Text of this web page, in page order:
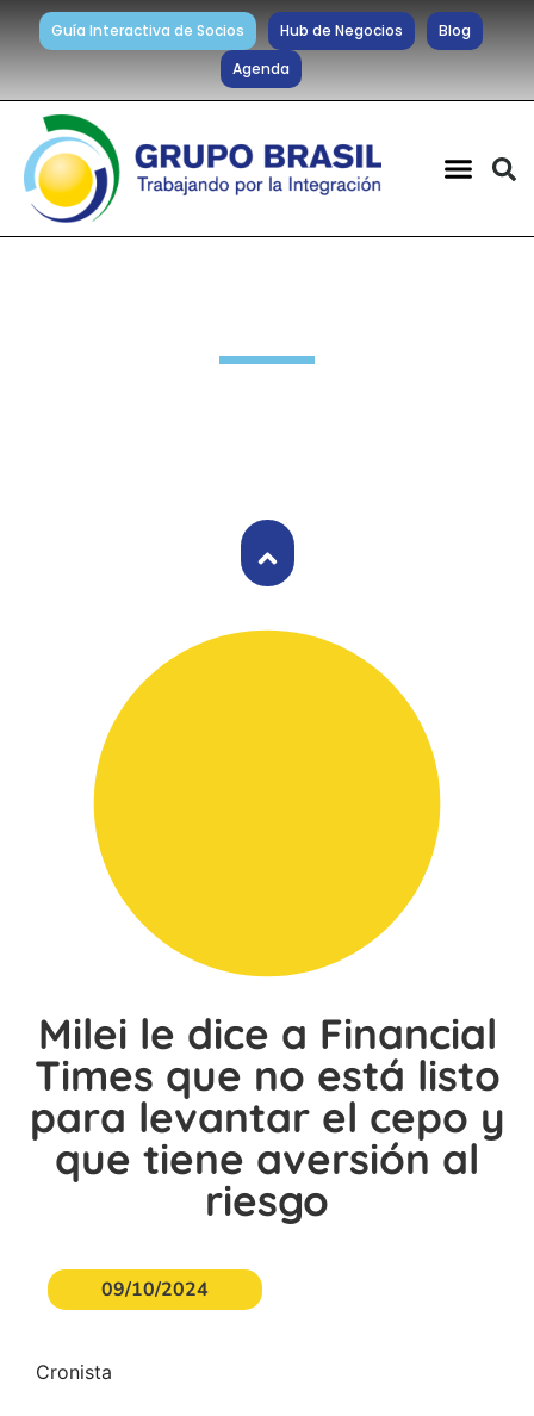
Guía Interactiva de Socios Hub de Negocios
Blog
Agenda
Milei le dice a Financial
Times que no está listo
para levantar el cepo y
que tiene aversión al
riesgo
09/10/2024
Cronista